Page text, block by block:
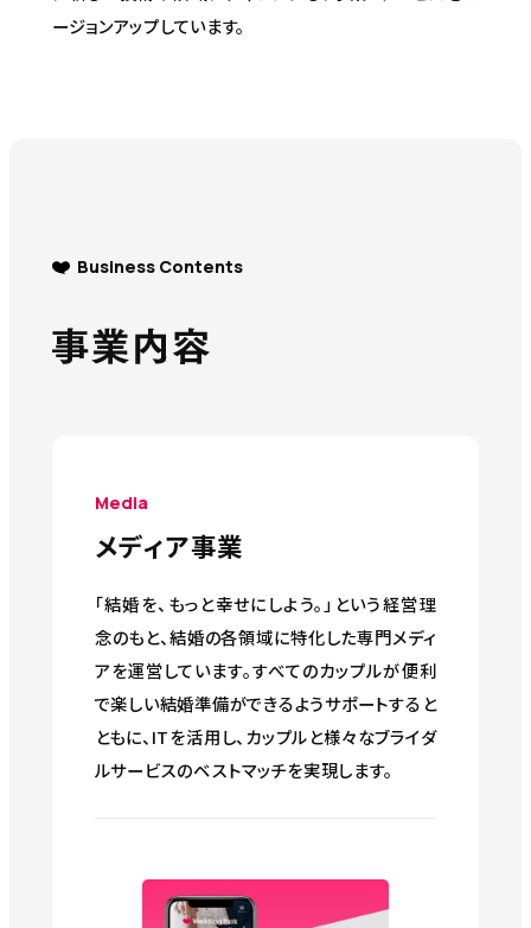
ージョンアップしています。
Business Contents
Media
メディア事業
「結婚を、もっと幸せにしよう。」という経営理
念のもと、結婚の各領域に特化した専門メディ
アを運営しています。すべてのカップルが便利
で楽しい結婚準備ができるようサポートすると
ともに、ITを活用し、カップルと様々なブライダ
ルサービスのベストマッチを実現します。